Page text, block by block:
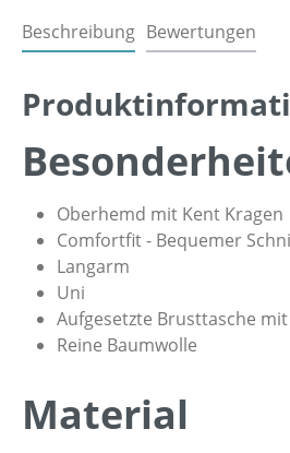
Beschreibung Bewertungen
Oberhemd mit Kent Kragen
Comfortfit - Bequemer
Langarm
Uni
Aufgesetzte Brusttasche
Reine Baumwolle
Material